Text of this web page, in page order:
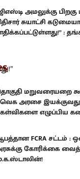
அமலுக்கு
சுயாட்சி
:
மறுவரையறை
அரசை
எழுப்பிய
FCRA சட்டம் :
கோரிக்கை